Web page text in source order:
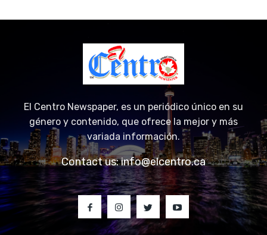
El Centro Newspaper, es un periódico único en su
género y contenido, que ofrece la mejor y más
variada información.
Contact us:info@elcentro.ca